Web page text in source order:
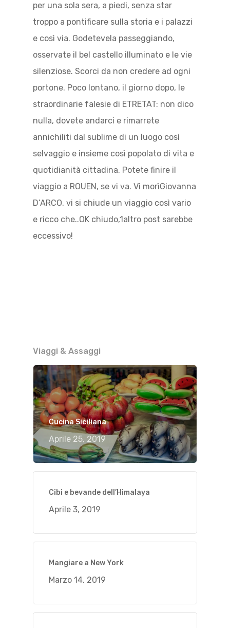
per una sola sera, a piedi, senza star
troppo a pontificare sulla storia e i palazzi
e così via. Godetevela passeggiando,
osservate il bel castello illuminato e le vie
silenziose. Scorci da non credere ad ogni
portone. Poco lontano, il giorno dopo, le
straordinarie falesie di ETRETAT: non dico
nulla, dovete andarci e rimarrete
annichiliti dal sublime di un luogo così
selvaggio e insieme così popolato di vita e
quotidianità cittadina. Potete finire il
viaggio a ROUEN, se vi va. Vi morìGiovanna
D’ARCO, vi si chiude un viaggio così vario
e ricco che..OK chiudo,1altro post sarebbe
eccessivo!
Viaggi & Assaggi
Cucina Siciliana
Aprile 25, 2019
Cibi e bevande dell’Himalaya
Aprile 3, 2019
Mangiare a New York
Marzo 14, 2019